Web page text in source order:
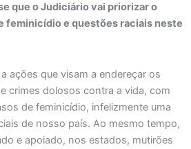
que o Judiciário vai priorizar o
feminicídio e questões raciais neste
ações que visam a endereçar os
crimes dolosos contra a vida, com
de feminicídio, infelizmente uma
de nosso país. Ao mesmo tempo,
e apoiado, nos estados, mutirões